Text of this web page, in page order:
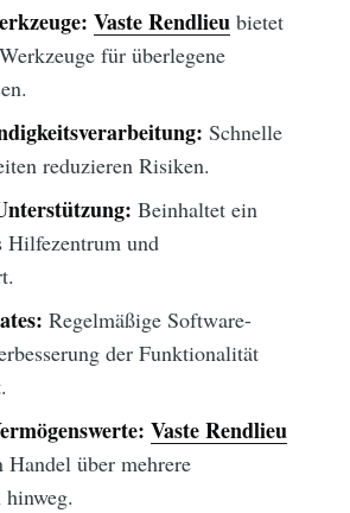
Vaste Rendlieubietet
für überlegene
Schnelle
reduzieren Risiken.
Beinhaltet ein
Hilfezentrum und
Regelmäßige Software-
der Funktionalität
Vaste Rendlieu
Handel über mehrere